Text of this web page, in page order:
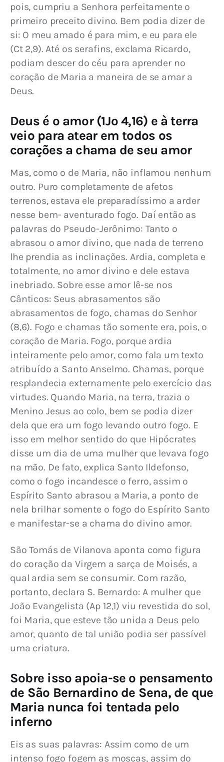
pois, cumpriu a Senhora perfeitamente o
primeiro preceito divino. Bem podia dizer de
si: O meu amado é para mim, e eu para ele
(Ct 2,9). Até os serafins, exclama Ricardo,
podiam descer do céu para aprender no
coração de Maria a maneira de se amar a
Deus.
Deus é o amor (1Jo 4,16) e à terra
veio para atear em todos os
corações a chama de seu amor
Mas, como o de Maria, não inflamou nenhum
outro. Puro completamente de afetos
terrenos, estava ele preparadíssimo a arder
nesse bem- aventurado fogo. Daí então as
palavras do Pseudo-Jerônimo: Tanto o
abrasou o amor divino, que nada de terreno
lhe prendia as inclinações. Ardia, completa e
totalmente, no amor divino e dele estava
inebriado. Sobre esse amor lê-se nos
Cânticos: Seus abrasamentos são
abrasamentos de fogo, chamas do Senhor
(8,6). Fogo e chamas tão somente era, pois, o
coração de Maria. Fogo, porque ardia
inteiramente pelo amor, como fala um texto
atribuído a Santo Anselmo. Chamas, porque
resplandecia externamente pelo exercício das
virtudes. Quando Maria, na terra, trazia o
Menino Jesus ao colo, bem se podia dizer
dela que era um fogo levando outro fogo. E
isso em melhor sentido do que Hipócrates
disse um dia de uma mulher que levava fogo
na mão. De fato, explica Santo Ildefonso,
como o fogo incandesce o ferro, assim o
Espírito Santo abrasou a Maria, a ponto de
nela brilhar somente o fogo do Espírito Santo
e manifestar-se a chama do divino amor.
São Tomás de Vilanova aponta como figura
do coração da Virgem a sarça de Moisés, a
qual ardia sem se consumir. Com razão,
portanto, declara S. Bernardo: A mulher que
João Evangelista (Ap 12,1) viu revestida do sol,
foi Maria, que esteve tão unida a Deus pelo
amor, quanto de tal união podia ser passível
uma criatura.
Sobre isso apoia-se o pensamento
de São Bernardino de Sena, de que
Maria nunca foi tentada pelo
inferno
Eis as suas palavras: Assim como de um
intenso fogo fogem as moscas, assim do